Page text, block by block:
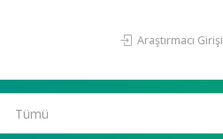
Araştırmacı Girişi